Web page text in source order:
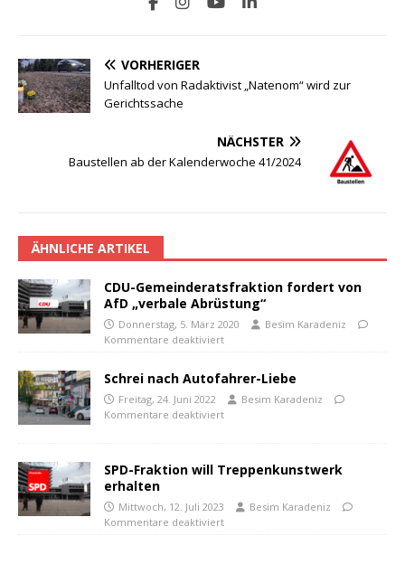
VORHERIGER
Unfalltod von Radaktivist „Natenom“ wird zur
Gerichtssache
NÄCHSTER
Baustellen ab der Kalenderwoche 41/2024
ÄHNLICHE ARTIKEL
CDU-Gemeinderatsfraktion fordert von
AfD „verbale Abrüstung“
Donnerstag, 5. März 2020
Besim Karadeniz
Kommentare deaktiviert
Schrei nach Autofahrer-Liebe
Freitag, 24. Juni 2022
Besim Karadeniz
Kommentare deaktiviert
SPD-Fraktion will Treppenkunstwerk
erhalten
Mittwoch, 12. Juli 2023
Besim Karadeniz
Kommentare deaktiviert